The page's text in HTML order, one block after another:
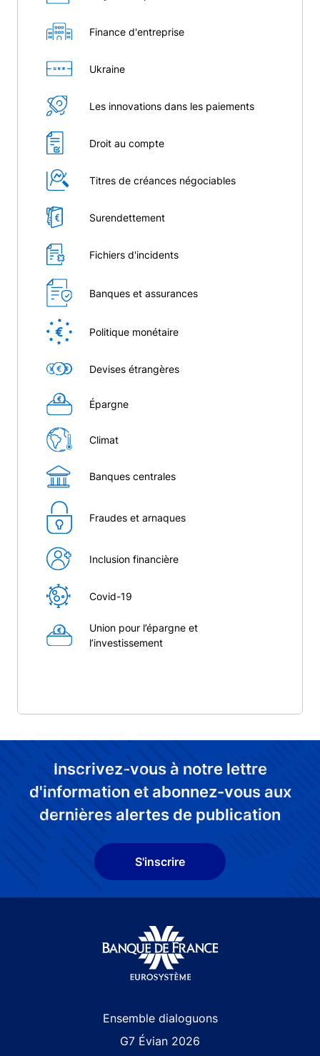
Finance d'entreprise
Ukraine
Les innovations dans les paiements
Droit au compte
Titres de créances négociables
Surendettement
Fichiers d'incidents
Banques et assurances
Politique monétaire
Devises étrangères
Épargne
Climat
Banques centrales
Fraudes et arnaques
Inclusion financière
Covid-19
Union pour l’épargne et
l’investissement
Inscrivez-vous à notre lettre
d'information et abonnez-vous aux
dernières alertes de publication
S'inscrire
Ensemble dialoguons
G7 Évian 2026